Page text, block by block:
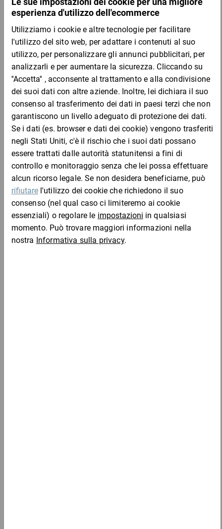
Campione
DESCRIZIONE DEL PRODOTTO
Materiale:
LDPE
Completa l'ordine con: